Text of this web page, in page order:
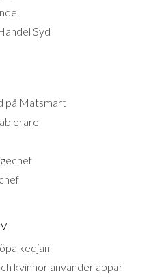
Syd
på Matsmart
kedjan
kvinnor använder appar